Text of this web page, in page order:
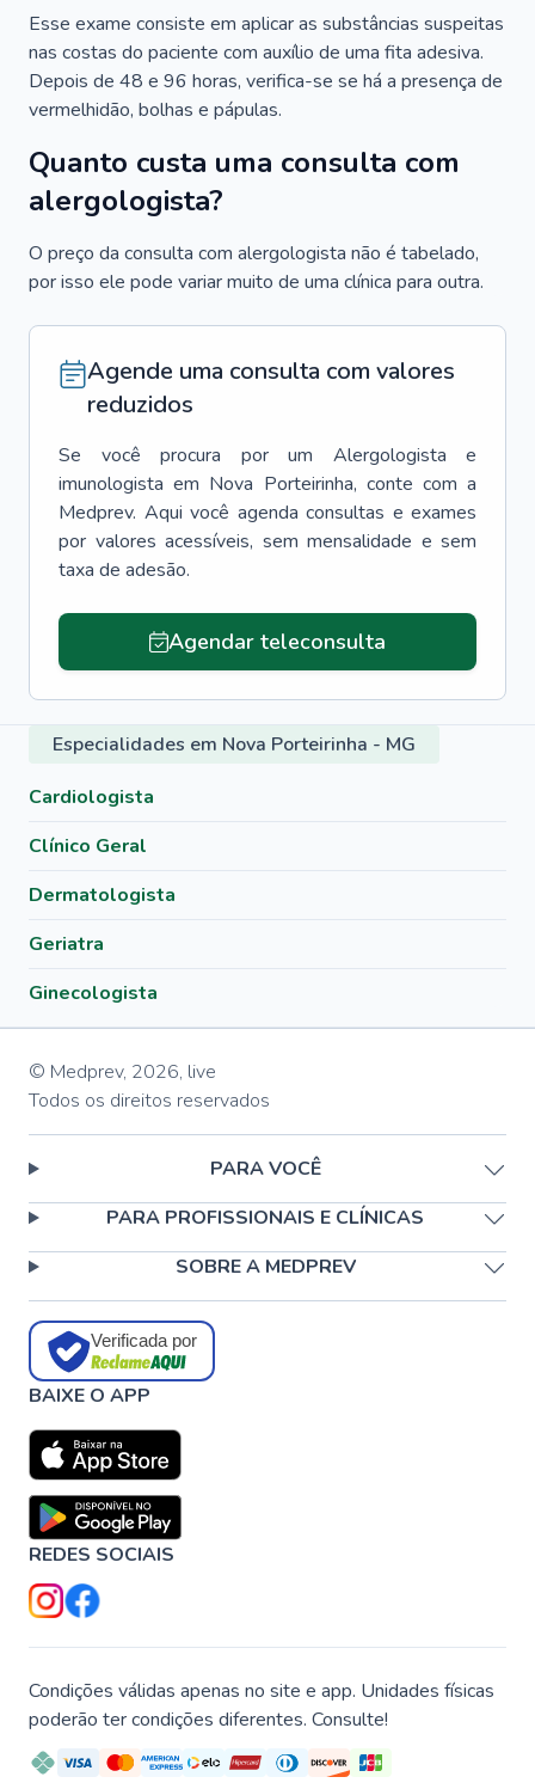
Esse exame consiste em aplicar as substâncias suspeitas
nas costas do paciente com auxílio de uma fita adesiva.
Depois de 48 e 96 horas, verifica-se se há a presença de
vermelhidão, bolhas e pápulas.
Quanto custa uma consulta com
alergologista?
O preço da consulta com alergologista não é tabelado,
por isso ele pode variar muito de uma clínica para outra.
Agende uma consulta com valores
reduzidos
Se você procura por um
Alergologista e
imunologista em Nova Porteirinha, conte com a
Medprev. Aqui você agenda consultas e exames
por valores acessíveis, sem mensalidade e sem
taxa de adesão.
Agendar teleconsulta
Especialidades em Nova Porteirinha - MG
Cardiologista
Clínico Geral
Dermatologista
Geriatra
Ginecologista
© Medprev, 2026, live
Todos os direitos reservados
PARA VOCÊ
PARA PROFISSIONAIS E CLÍNICAS
SOBRE A MEDPREV
Verificada por
BAIXE O APP
REDES SOCIAIS
Condições válidas apenas no site e app. Unidades físicas
poderão ter condições diferentes. Consulte!